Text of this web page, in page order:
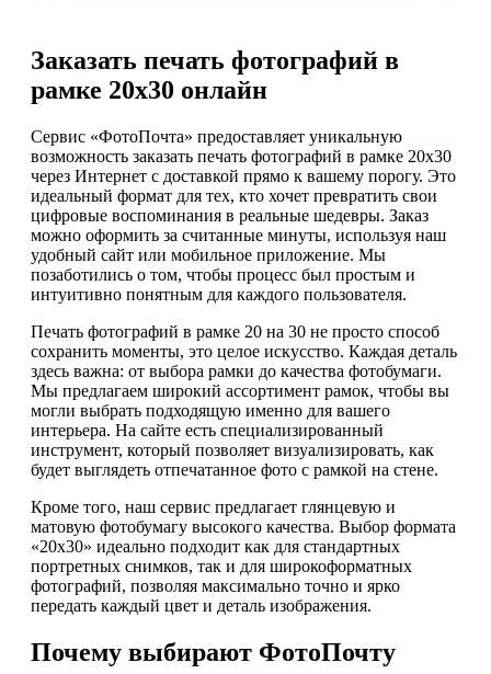
Заказать печать фотографий в
рамке 20х30 онлайн
Сервис «ФотоПочта» предоставляет уникальную
возможность заказать печать фотографий в рамке 20х30
через Интернет с доставкой прямо к вашему порогу. Это
идеальный формат для тех, кто хочет превратить свои
цифровые воспоминания в реальные шедевры. Заказ
можно оформить за считанные минуты, используя наш
удобный сайт или мобильное приложение. Мы
позаботились о том, чтобы процесс был простым и
интуитивно понятным для каждого пользователя.
Печать фотографий в рамке 20 на 30 не просто способ
сохранить моменты, это целое искусство. Каждая деталь
здесь важна: от выбора рамки до качества фотобумаги.
Мы предлагаем широкий ассортимент рамок, чтобы вы
могли выбрать подходящую именно для вашего
интерьера. На сайте есть специализированный
инструмент, который позволяет визуализировать, как
будет выглядеть отпечатанное фото с рамкой на стене.
Кроме того, наш сервис предлагает глянцевую и
матовую фотобумагу высокого качества. Выбор формата
«20х30» идеально подходит как для стандартных
портретных снимков, так и для широкоформатных
фотографий, позволяя максимально точно и ярко
передать каждый цвет и деталь изображения.
Почему выбирают ФотоПочту